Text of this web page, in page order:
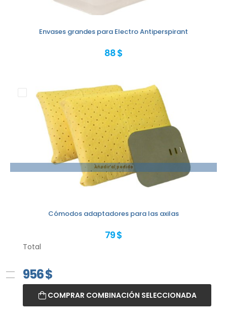
Envases grandes para Electro Antiperspirant
88 $
Añadir al pedido
Cómodos adaptadores para las axilas
79 $
Total
956$
COMPRAR COMBINACIÓN SELECCIONADA